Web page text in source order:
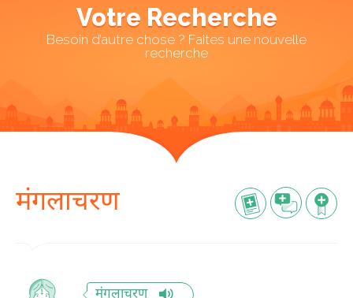
Votre Recherche
Besoin d’autre chose ? Faites une nouvelle
recherche
मंगलाचरण